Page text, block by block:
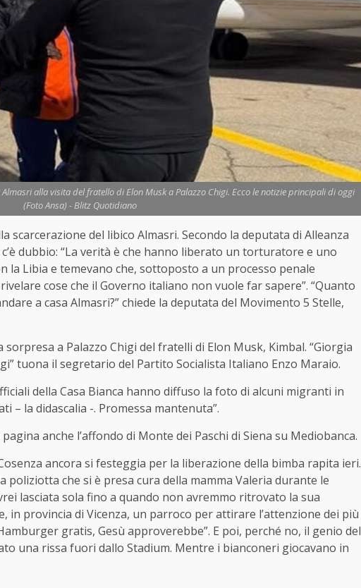
alla visita del fratello di Elon Musk a Palazzo Chigi. Ecco le notizie principali di oggi
(Foto Ansa) - Blitz Quotidiano
scarcerazione del libico Almasri. Secondo la deputata di Alleanza
dubbio: “La verità è che hanno liberato un torturatore e uno
la Libia e temevano che, sottoposto a un processo penale
cose che il Governo italiano non vuole far sapere”. “Quanto
a casa Almasri?” chiede la deputata del Movimento 5 Stelle,
a Palazzo Chigi del fratelli di Elon Musk, Kimbal. “Giorgia
tuona il segretario del Partito Socialista Italiano Enzo Maraio.
della Casa Bianca hanno diffuso la foto di alcuni migranti in
– la didascalia -. Promessa mantenuta”.
anche l’affondo di Monte dei Paschi di Siena su Mediobanca.
ancora si festeggia per la liberazione della bimba rapita ieri.
poliziotta che si è presa cura della mamma Valeria durante le
lasciata sola fino a quando non avremmo ritrovato la sua
in provincia di Vicenza, un parroco per attirare l’attenzione dei più
gratis, Gesù approverebbe”. E poi, perché no, il genio del
una rissa fuori dallo Stadium. Mentre i bianconeri giocavano in